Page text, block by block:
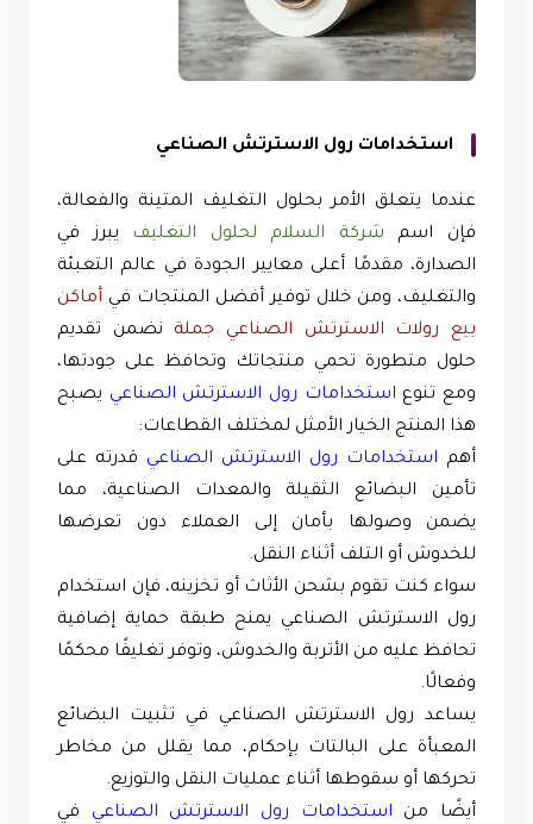
استخدامات رول الاسترتش الصناعي
عندما يتعلق الأمر بحلول التغليف المتينة والفعالة،
فإن اسم شركة السلام لحلول التغليف
يبرز في
الصدارة، مقدمًا أعلى معايير الجودة في عالم التعبئة
والتغليف، ومن خلال توفير أفضل المنتجات في أماكن
بيع رولات الاسترتش الصناعي جملة نضمن تقديم
حلول متطورة تحمي منتجاتك وتحافظ على جودتها،
ومع تنوع استخدامات رول الاسترتش الصناعي يصبح
هذا المنتج الخيار الأمثل لمختلف القطاعات:
أهم استخدامات رول الاسترتش الصناعي قدرته على
تأمين البضائع الثقيلة والمعدات الصناعية، مما
يضمن وصولها بأمان إلى العملاء دون تعرضها
للخدوش أو التلف أثناء النقل.
سواء كنت تقوم بشحن الأثاث أو تخزينه، فإن استخدام
رول الاسترتش الصناعي يمنح طبقة حماية إضافية
تحافظ عليه من الأتربة والخدوش، وتوفر تغليفًا محكمًا
وفعالًا.
يساعد رول الاسترتش الصناعي في تثبيت البضائع
المعبأة على البالتات بإحكام، مما يقلل من مخاطر
تحركها أو سقوطها أثناء عمليات النقل والتوزيع.
أيضًا من استخدامات رول الاسترتش الصناعي في